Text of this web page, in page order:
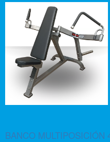
BANCO MULTIPOSICIÓN